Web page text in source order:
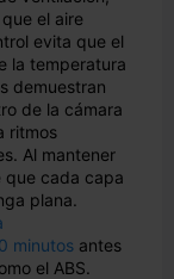
el aire
evita que el
la temperatura
demuestran
de la cámara
ritmos
Al mantener
que cada capa
plana.
minutos antes
el ABS.